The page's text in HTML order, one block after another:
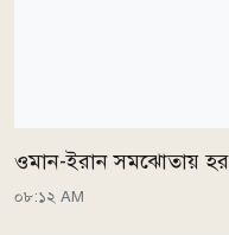
ওমান-ইরান সমঝোতায়
০৮:১২ AM